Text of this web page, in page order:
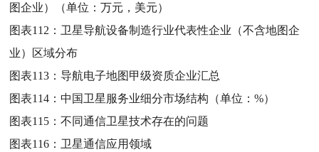
图企业）（单位：万元，美元）
图表112： 卫星导航设备制造行业代表性企业（不含地图企
业）区域分布
图表113：导航电子地图甲级资质企业汇总
图表114：中国卫星服务业细分市场结构（单位：%）
图表115：不同通信卫星技术存在的问题
图表116： 卫星通信应用领域